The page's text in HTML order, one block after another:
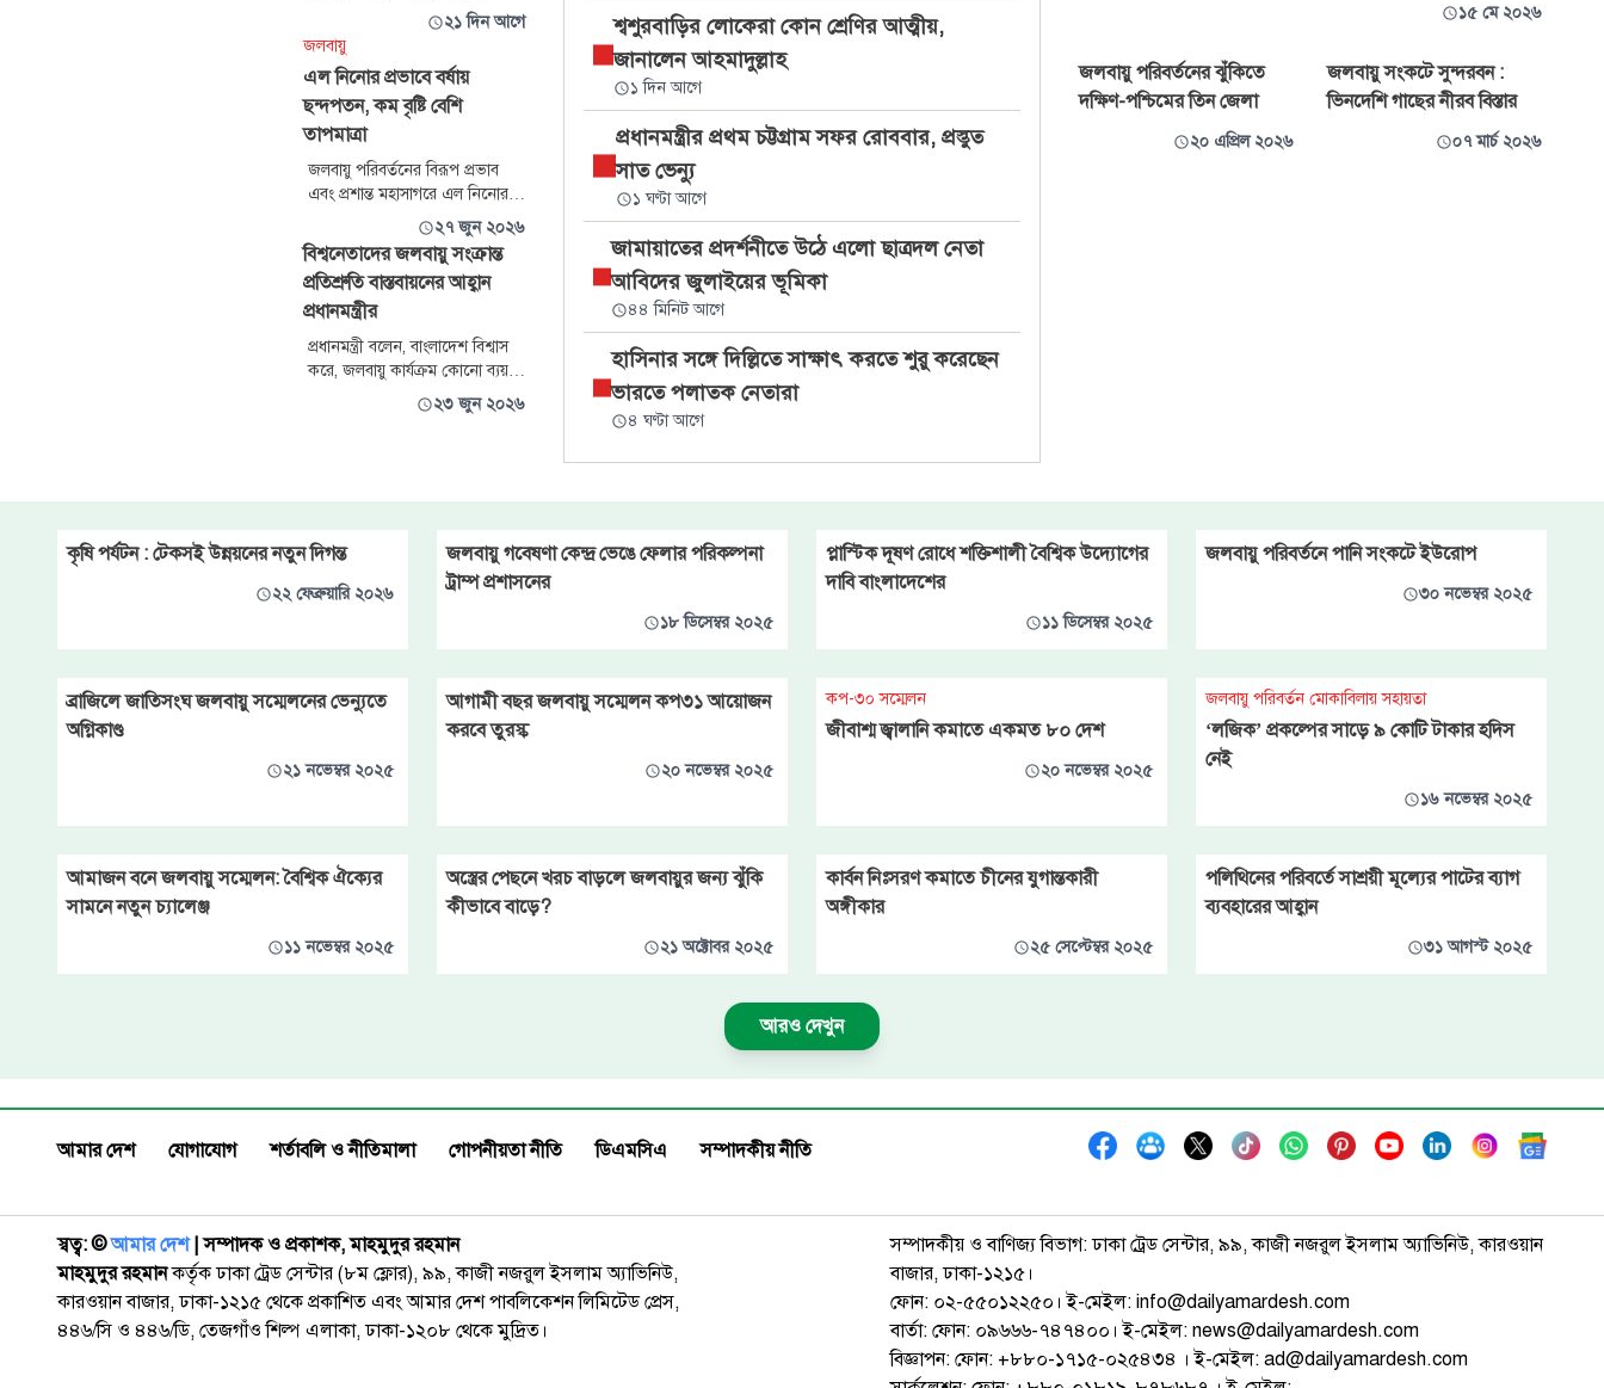
সাশ্রয়ী, জলবায়ু-সহনশীল ও টেকসই
নগর গড়ে তোলার প্রতি বাংলাদেশের
দৃঢ় অঙ্গীকার পুনর্ব্যক্ত করেছেন।
তিনি জাতিসংঘ সদরদপ্তরে অনুষ্ঠিত
নিউ আরবান এজেন্ডার মধ্যমেয়াদি
পর্যালোচনা বিষয়ক উচ্চপর্যায়ের
বৈঠকে বাংলাদেশের পক্ষে বক্ত
২১ দিন আগে
জলবায়ু
এল নিনোর প্রভাবে বর্ষায়
ছন্দপতন, কম বৃষ্টি বেশি
তাপমাত্রা
জলবায়ু পরিবর্তনের বিরূপ প্রভাব
এবং প্রশান্ত মহাসাগরে এল নিনোর
সক্রিয়তার কারণে চলতি বর্ষা
মৌসুমের আবহাওয়ার স্বাভাবিকতায়
ছন্দপতন ঘটেছে। এ নিয়ে উদ্বেগ
রয়েছে জলবায়ু বিশেষজ্ঞদেরও। বিশ্ব
আবহাওয়া সংস্থা (ডব্লিউএমও) এবং
সংশ্লিষ্ট আঞ্চলিক ফোরামের সর্বশেষ
তথ্যমতে, চলতি বর্ষায় স্বাভাবিকের
চেয়ে কম বৃষ্টিপাত এবং
২৭ জুন ২০২৬
বিশ্বনেতাদের জলবায়ু সংক্রান্ত
প্রতিশ্রুতি বাস্তবায়নের আহ্বান
প্রধানমন্ত্রীর
প্রধানমন্ত্রী বলেন, বাংলাদেশ বিশ্বাস
করে, জলবায়ু কার্যক্রম কোনো ব্যয়
নয়, আমরা এটিকে সমৃদ্ধি,
স্থিতিশীলতা এবং একটি যৌথ
আরও ন্যায়সঙ্গত ভবিষ্যৎ গড়তে
পারি।
২৩ জুন ২০২৬
শ্বশুরবাড়ির লোকেরা কোন শ্রেণির আত্মীয়,
জানালেন আহমাদুল্লাহ
১ দিন আগে
প্রধানমন্ত্রীর প্রথম চট্টগ্রাম সফর রোববার, প্রস্তুত
সাত ভেন্যু
১ ঘণ্টা আগে
জামায়াতের প্রদর্শনীতে উঠে এলো ছাত্রদল নেতা
আবিদের জুলাইয়ের ভূমিকা
৪৪ মিনিট আগে
হাসিনার সঙ্গে দিল্লিতে সাক্ষাৎ করতে শুরু করেছেন
ভারতে পলাতক নেতারা
৪ ঘণ্টা আগে
১৫ মে ২০২৬
জলবায়ু পরিবর্তনের ঝুঁকিতে
দক্ষিণ-পশ্চিমের তিন জেলা
২০ এপ্রিল ২০২৬
জলবায়ু সংকটে সুন্দরবন :
ভিনদেশি গাছের নীরব বিস্তার
০৭ মার্চ ২০২৬
কৃষি পর্যটন : টেকসই উন্নয়নের নতুন দিগন্ত
২২ ফেব্রুয়ারি ২০২৬
জলবায়ু গবেষণা কেন্দ্র ভেঙে ফেলার পরিকল্পনা
ট্রাম্প প্রশাসনের
১৮ ডিসেম্বর ২০২৫
প্লাস্টিক দূষণ রোধে শক্তিশালী বৈশ্বিক উদ্যোগের
দাবি বাংলাদেশের
১১ ডিসেম্বর ২০২৫
জলবায়ু পরিবর্তনে পানি সংকটে ইউরোপ
৩০ নভেম্বর ২০২৫
ব্রাজিলে জাতিসংঘ জলবায়ু সম্মেলনের ভেন্যুতে
অগ্নিকাণ্ড
২১ নভেম্বর ২০২৫
আগামী বছর জলবায়ু সম্মেলন কপ৩১ আয়োজন
করবে তুরস্ক
২০ নভেম্বর ২০২৫
কপ-৩০ সম্মেলন
জীবাশ্ম জ্বালানি কমাতে একমত ৮০ দেশ
২০ নভেম্বর ২০২৫
জলবায়ু পরিবর্তন মোকাবিলায় সহায়তা
‘লজিক’ প্রকল্পের সাড়ে ৯ কোটি টাকার হদিস
নেই
১৬ নভেম্বর ২০২৫
আমাজন বনে জলবায়ু সম্মেলন: বৈশ্বিক ঐক্যের
সামনে নতুন চ্যালেঞ্জ
১১ নভেম্বর ২০২৫
অস্ত্রের পেছনে খরচ বাড়লে জলবায়ুর জন্য ঝুঁকি
কীভাবে বাড়ে?
২১ অক্টোবর ২০২৫
কার্বন নিঃসরণ কমাতে চীনের যুগান্তকারী
অঙ্গীকার
২৫ সেপ্টেম্বর ২০২৫
পলিথিনের পরিবর্তে সাশ্রয়ী মূল্যের পাটের ব্যাগ
ব্যবহারের আহ্বান
৩১ আগস্ট ২০২৫
আরও দেখুন
আমার দেশ যোগাযোগ শর্তাবলি ও নীতিমালা গোপনীয়তা নীতি ডিএমসিএ সম্পাদকীয় নীতি
স্বত্ব: ©️আমার দেশ| সম্পাদক ও প্রকাশক, মাহমুদুর রহমান
মাহমুদুর রহমানকর্তৃক ঢাকা ট্রেড সেন্টার (৮ম ফ্লোর), ৯৯, কাজী নজরুল ইসলাম অ্যাভিনিউ,
কারওয়ান বাজার, ঢাকা-১২১৫ থেকে প্রকাশিত এবং আমার দেশ পাবলিকেশন লিমিটেড প্রেস,
৪৪৬/সি ও ৪৪৬/ডি, তেজগাঁও শিল্প এলাকা, ঢাকা-১২০৮ থেকে মুদ্রিত।
সম্পাদকীয় ও বাণিজ্য বিভাগ: ঢাকা ট্রেড সেন্টার, ৯৯, কাজী নজরুল ইসলাম অ্যাভিনিউ, কারওয়ান
বাজার, ঢাকা-১২১৫।
ফোন: ০২-৫৫০১২২৫০। ই-মেইল: info@dailyamardesh.com
বার্তা: ফোন: ০৯৬৬৬-৭৪৭৪০০। ই-মেইল: news@dailyamardesh.com
বিজ্ঞাপন: ফোন: +৮৮০-১৭১৫-০২৫৪৩৪ । ই-মেইল: ad@dailyamardesh.com